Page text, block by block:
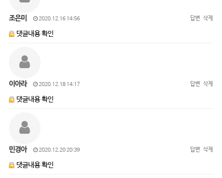
조은미 2020.12.16 14:56 답변 삭제
댓글내용 확인
이아라 2020.12.18 14:17 답변 삭제
댓글내용 확인
민경아 2020.12.20 20:39 답변 삭제
댓글내용 확인